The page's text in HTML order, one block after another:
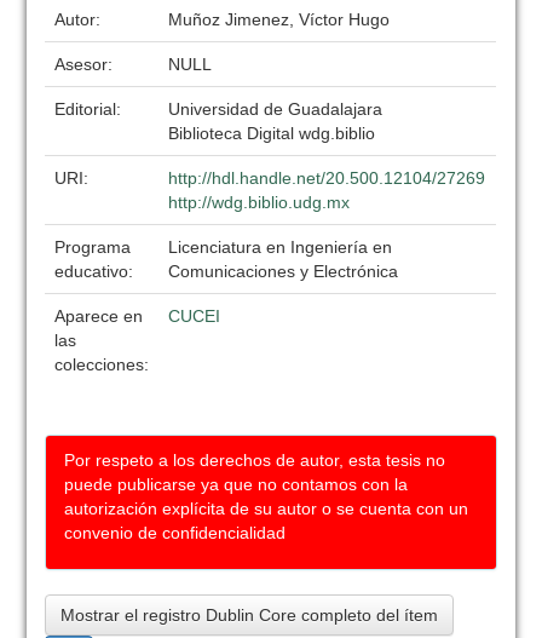
Autor: Muñoz Jimenez, Víctor Hugo
Asesor: NULL
Editorial:
Universidad de Guadalajara
Biblioteca Digital wdg.biblio
URI:
http://hdl.handle.net/20.500.12104/27269
http://wdg.biblio.udg.mx
Programa
educativo:
Licenciatura en Ingeniería en
Comunicaciones y Electrónica
Aparece en
las
colecciones:
CUCEI
Por respeto a los derechos de autor, esta tesis no
puede publicarse ya que no contamos con la
autorización explícita de su autor o se cuenta con un
convenio de confidencialidad
Mostrar el registro Dublin Core completo del ítem